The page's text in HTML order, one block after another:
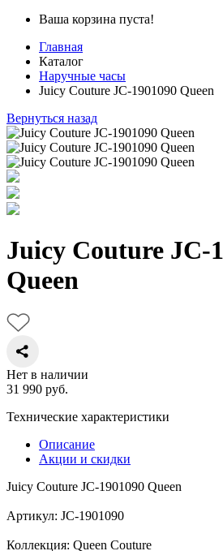
Ваша корзина пуста!
Главная
Каталог
Наручные часы
Juicy Couture JC-1901090 Queen
Вернуться назад
Juicy Couture JC-
Queen
Нет в наличии
31 990 руб.
Технические характеристики
Описание
Акции и скидки
Juicy Couture JC-1901090 Queen
Артикул: JC-1901090
Коллекция: Queen Couture